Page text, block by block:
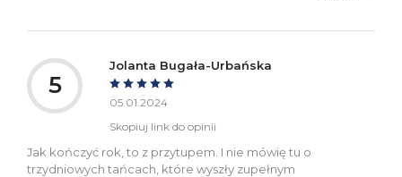
5
Jolanta Bugała-Urbańska
05.01.2024
Skopiuj link do opinii
Jak kończyć rok, to z przytupem. I nie mówię tu o
trzydniowych tańcach, które wyszły zupełnym